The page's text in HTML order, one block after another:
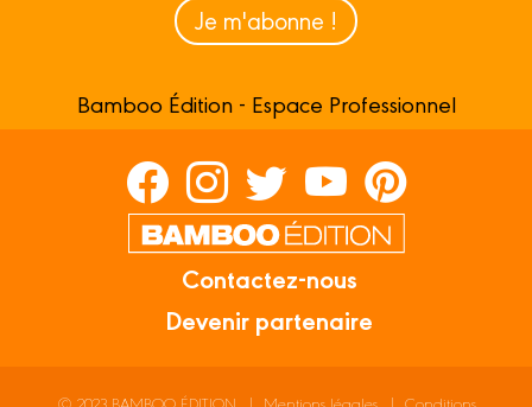
Je m'abonne !
Bamboo Édition - Espace Professionnel
Contactez-nous
Devenir partenaire